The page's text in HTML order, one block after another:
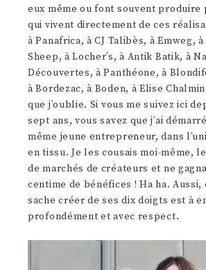
eux même ou font souvent produire
qui vivent directement de ces
à Panafrica, à CJ Talibès, à Emweg,
Sheep, à Locher’s, à Antik Batik, à
Découvertes, à Panthéone, à
à Bordezac, à Boden, à Elise
que j’oublie. Si vous me suivez ici
sept ans, vous savez que j’ai
même jeune entrepreneur, dans
en tissu. Je les cousais moi-même,
de marchés de créateurs et ne
centime de bénéfices ! Ha ha. Aussi,
sache créer de ses dix doigts est à
profondément et avec respect.